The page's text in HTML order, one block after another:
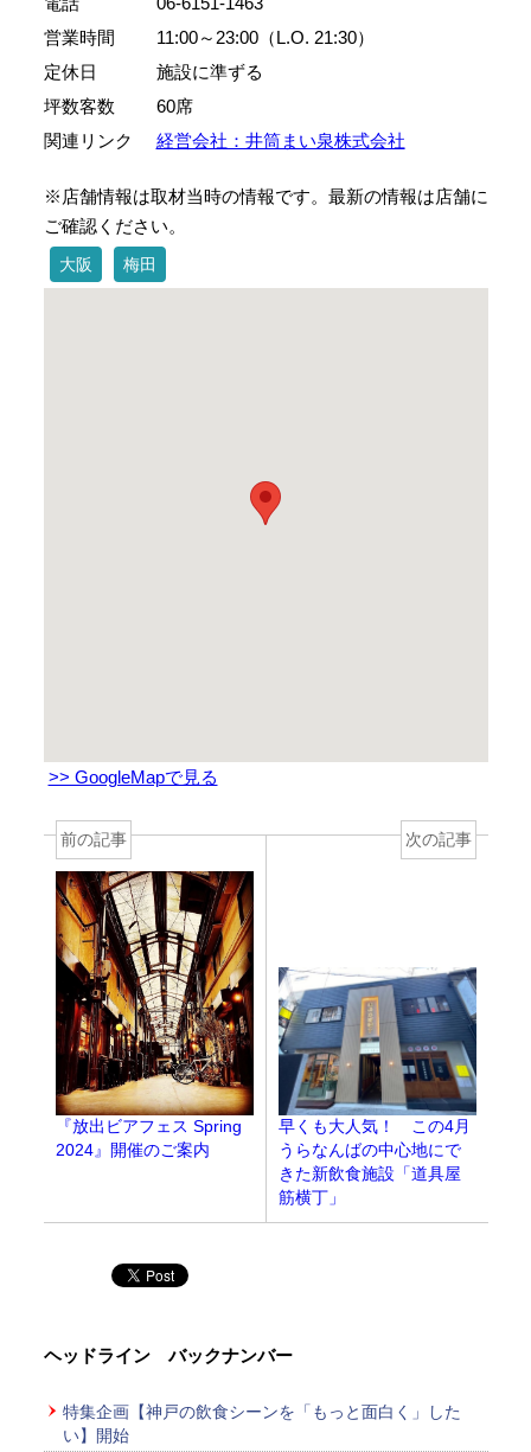
営業時間
11:00～23:00（L.O. 21:30）
定休日
施設に準ずる
坪数客数
60席
関連リンク
経営会社：井筒まい泉株式会社
※店舗情報は取材当時の情報です。最新の情報は店舗に
ご確認ください。
大阪 梅田
>> GoogleMapで見る
前の記事
『放出ビアフェス Spring
2024』開催のご案内
次の記事
早くも大人気！ この4月
うらなんばの中心地にで
きた新飲食施設「道具屋
筋横丁」
ヘッドライン バックナンバー
特集企画【神戸の飲食シーンを「もっと面白く」した
い】開始